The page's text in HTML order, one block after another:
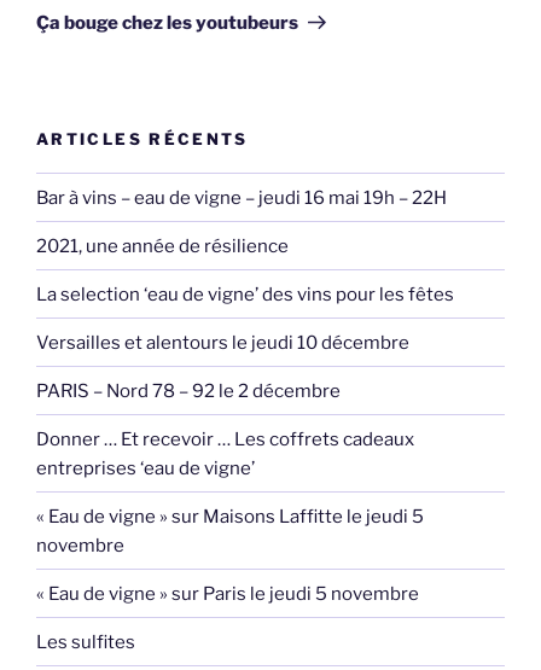
suivant
Ça bouge chez les youtubeurs
ARTICLES RÉCENTS
Bar à vins – eau de vigne – jeudi 16 mai 19h – 22H
2021, une année de résilience
La selection ‘eau de vigne’ des vins pour les fêtes
Versailles et alentours le jeudi 10 décembre
PARIS – Nord 78 – 92 le 2 décembre
Donner … Et recevoir … Les coffrets cadeaux
entreprises ‘eau de vigne’
« Eau de vigne » sur Maisons Laffitte le jeudi 5
novembre
« Eau de vigne » sur Paris le jeudi 5 novembre
Les sulfites